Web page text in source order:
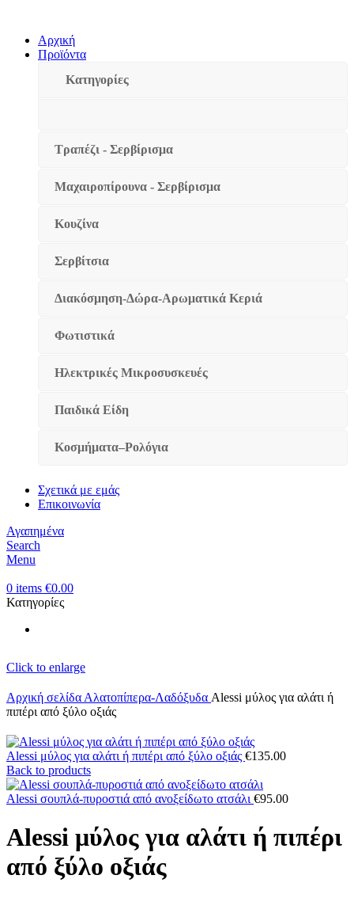
Αρχική
Προϊόντα
Κατηγορίες
Τραπέζι - Σερβίρισμα
Μαχαιροπίρουνα - Σερβίρισμα
Κουζίνα
Σερβίτσια
Διακόσμηση-Δώρα-Αρωματικά Κεριά
Φωτιστικά
Ηλεκτρικές Μικροσυσκευές
Παιδικά Είδη
Κοσμήματα–Ρολόγια
Σχετικά με εμάς
Επικοινωνία
Αγαπημένα
Search
Menu
0 items €0.00
Κατηγορίες
Click to enlarge
Αρχική σελίδα Αλατοπίπερα-Λαδόξυδα Alessi μύλος για αλάτι ή
πιπέρι από ξύλο οξιάς
Alessi μύλος για αλάτι ή πιπέρι από ξύλο οξιάς €135.00
Back to products
Alessi σουπλά-πυροστιά από ανοξείδωτο ατσάλι €95.00
Alessi μύλος για αλάτι ή πιπέρι
από ξύλο οξιάς